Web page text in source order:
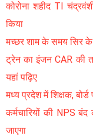
कोरोना शहीद TI
किया
मच्छर शाम के समय सिर के
ट्रेन का इंजन CAR की
यहां पढ़िए
मध्य प्रदेश में शिक्षक,
कर्मचारियों की NPS
जाएगा